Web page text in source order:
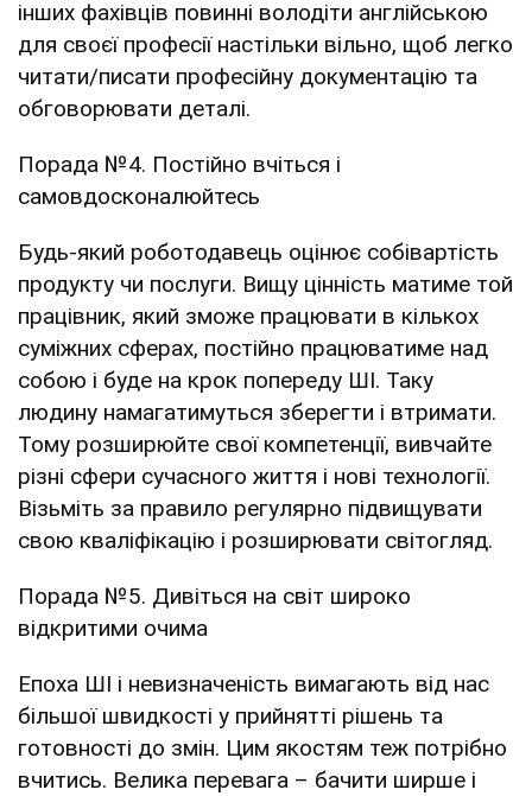
інших фахівців повинні володіти англійською
для своєї професії настільки вільно, щоб легко
читати/писати професійну документацію та
обговорювати деталі.
Порада №4. Постійно вчіться і
самовдосконалюйтесь
Будь-який роботодавець оцінює собівартість
продукту чи послуги. Вищу цінність матиме той
працівник, який зможе працювати в кількох
суміжних сферах, постійно працюватиме над
собою і буде на крок попереду ШІ. Таку
людину намагатимуться зберегти і втримати.
Тому розширюйте свої компетенції, вивчайте
різні сфери сучасного життя і нові технології.
Візьміть за правило регулярно підвищувати
свою кваліфікацію і розширювати світогляд.
Порада №5. Дивіться на світ широко
відкритими очима
Епоха ШІ і невизначеність вимагають від нас
більшої швидкості у прийнятті рішень та
готовності до змін. Цим якостям теж потрібно
вчитись. Велика перевага – бачити ширше і